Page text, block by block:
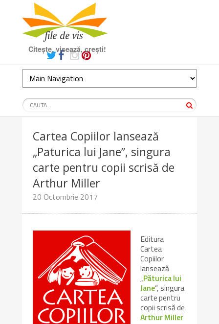
Citește, visează, crești!
Cartea Copiilor lansează
„Paturica lui Jane”, singura
carte pentru copii scrisă de
Arthur Miller
20 Octombrie 2017
Editura
Cartea
Copiilor
lansează
„Păturica lui
Jane”, singura
carte pentru
copii scrisă de
Arthur Miller